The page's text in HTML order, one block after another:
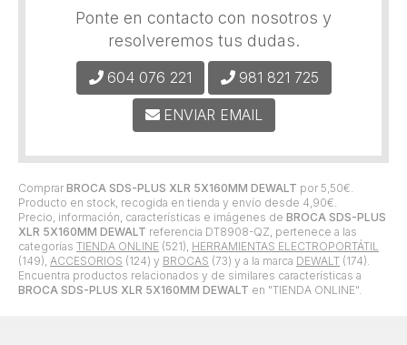
Comprar BROCA SDS-PLUS XLR 5X160MM DEWALT por 5,50€
Producto en stock, recogida en tienda y envío desde 4,90€
Precio, información, características e imágenes de BROCA SDS-PLUS
XLR 5X160MM DEWALT referencia DT8908-QZ, pertenece a las
categorías TIENDA ONLINE (521), HERRAMIENTAS ELECTROPORTÁTIL
(149), ACCESORIOS (124) y BROCAS (73) y a la marca DEWALT (174).
Encuentra productos relacionados y de similares características a
BROCA SDS-PLUS XLR 5X160MM DEWALT en "TIENDA ONLINE".
Ponte en contacto con nosotros y
resolveremos tus dudas.
604 076 221 981 821 725
ENVIAR EMAIL